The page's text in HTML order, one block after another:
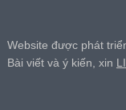
Website được phát
Bài viết và ý kiến, xin